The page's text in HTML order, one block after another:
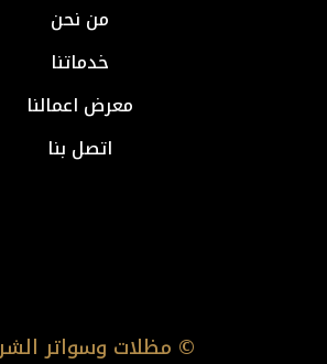
من نحن
خدماتنا
معرض اعمالنا
اتصل بنا
© مظلات وسواتر